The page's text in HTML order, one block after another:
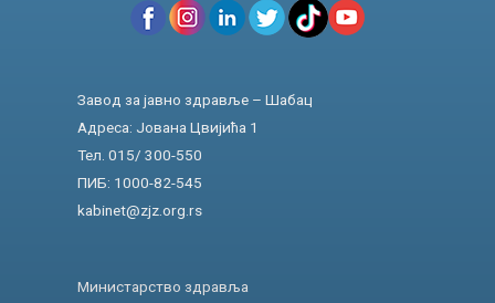
Завод за јавно здравље – Шабац
Адреса: Јована Цвијића 1
Тел. 015/ 300-550
ПИБ: 1000-82-545
kabinet@zjz.org.rs
Министарство здравља